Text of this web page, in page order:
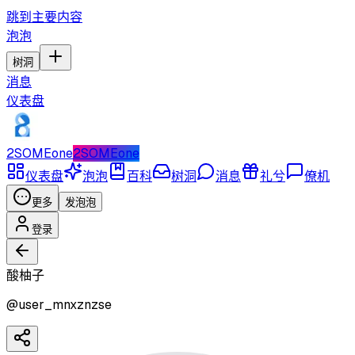
跳到主要内容
泡泡
树洞
消息
仪表盘
2SOMEone2SOMEone
仪表盘
泡泡 百科 树洞 消息 礼兮 僚机
更多 发泡泡
登录
酸柚子
@user_mnxznzse